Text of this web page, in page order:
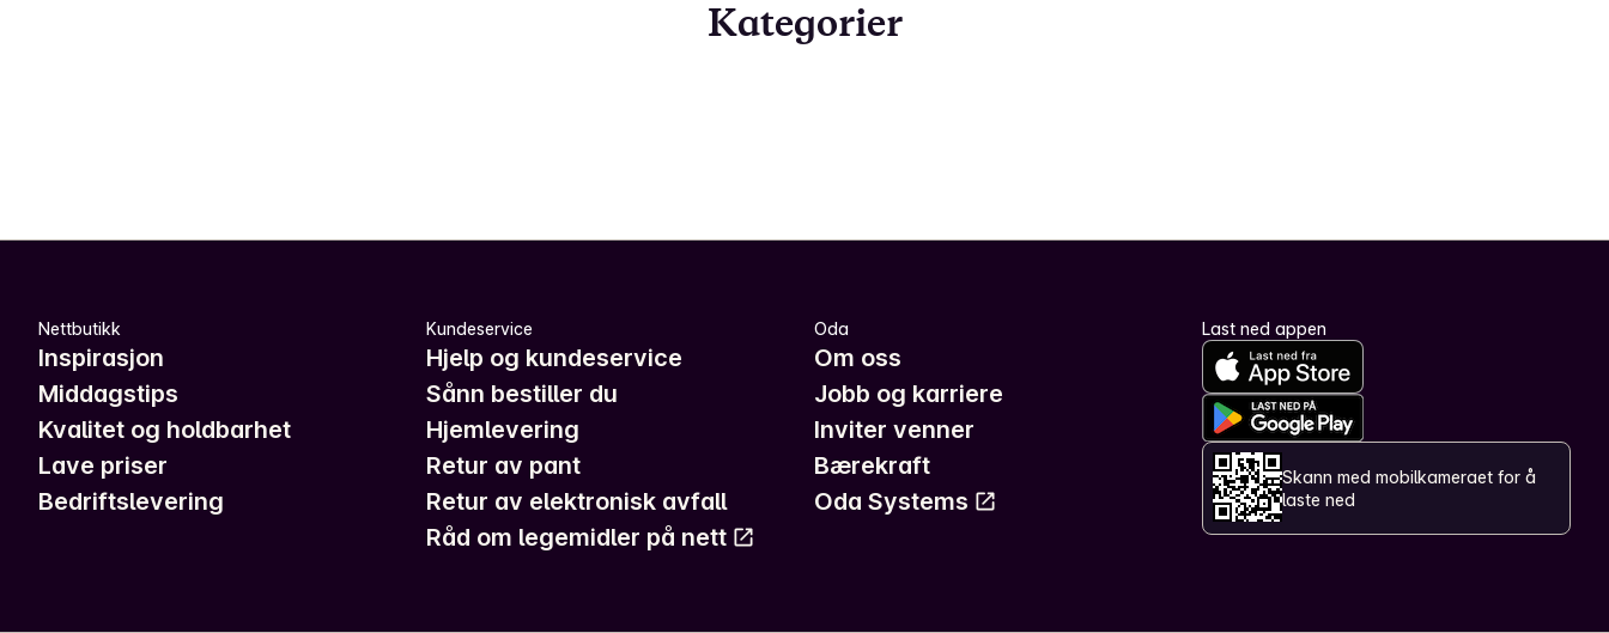
Kategorier
Nettbutikk
Inspirasjon
Middagstips
Kvalitet og holdbarhet
Lave priser
Bedriftslevering
Kundeservice
Hjelp og kundeservice
Sånn bestiller du
Hjemlevering
Retur av pant
Retur av elektronisk avfall
Råd om legemidler på nett
Oda
Om oss
Jobb og karriere
Inviter venner
Bærekraft
Oda Systems
Last ned appen
Skann med mobilkameraet for å
laste ned